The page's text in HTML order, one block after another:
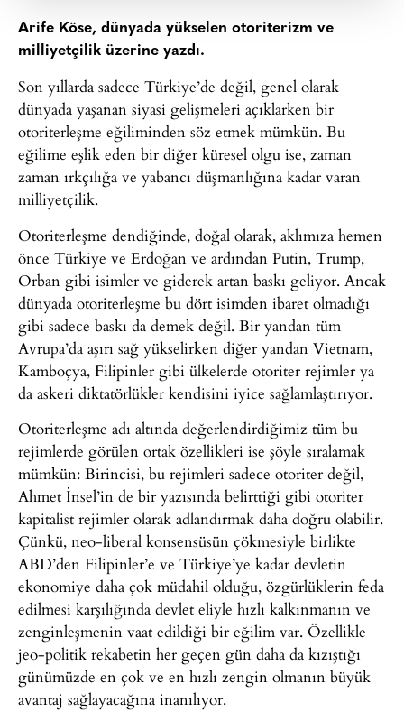
Arife Köse, dünyada yükselen otoriterizm ve
milliyetçilik üzerine yazdı.
Son yıllarda sadece Türkiye’de değil, genel olarak
dünyada yaşanan siyasi gelişmeleri açıklarken bir
otoriterleşme eğiliminden söz etmek mümkün. Bu
eğilime eşlik eden bir diğer küresel olgu ise, zaman
zaman ırkçılığa ve yabancı düşmanlığına kadar varan
milliyetçilik.
Otoriterleşme dendiğinde, doğal olarak, aklımıza hemen
önce Türkiye ve Erdoğan ve ardından Putin, Trump,
Orban gibi isimler ve giderek artan baskı geliyor. Ancak
dünyada otoriterleşme bu dört isimden ibaret olmadığı
gibi sadece baskı da demek değil. Bir yandan tüm
Avrupa’da aşırı sağ yükselirken diğer yandan Vietnam,
Kamboçya, Filipinler gibi ülkelerde otoriter rejimler ya
da askeri diktatörlükler kendisini iyice sağlamlaştırıyor.
Otoriterleşme adı altında değerlendirdiğimiz tüm bu
rejimlerde görülen ortak özellikleri ise şöyle sıralamak
mümkün: Birincisi, bu rejimleri sadece otoriter değil,
Ahmet İnsel’in de bir yazısında belirttiği gibi otoriter
kapitalist rejimler olarak adlandırmak daha doğru olabilir.
Çünkü, neo-liberal konsensüsün çökmesiyle birlikte
ABD’den Filipinler’e ve Türkiye’ye kadar devletin
ekonomiye daha çok müdahil olduğu, özgürlüklerin feda
edilmesi karşılığında devlet eliyle hızlı kalkınmanın ve
zenginleşmenin vaat edildiği bir eğilim var. Özellikle
jeo-politik rekabetin her geçen gün daha da kızıştığı
günümüzde en çok ve en hızlı zengin olmanın büyük
avantaj sağlayacağına inanılıyor.